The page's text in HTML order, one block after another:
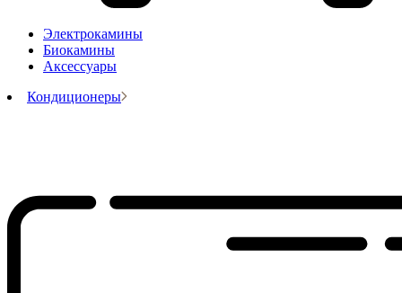
Электрокамины
Биокамины
Аксессуары
Кондиционеры